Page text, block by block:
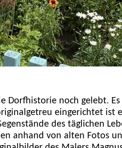
Dorfhistorie noch gelebt.
eingerichtet ist
des täglichen
anhand von alten Fotos